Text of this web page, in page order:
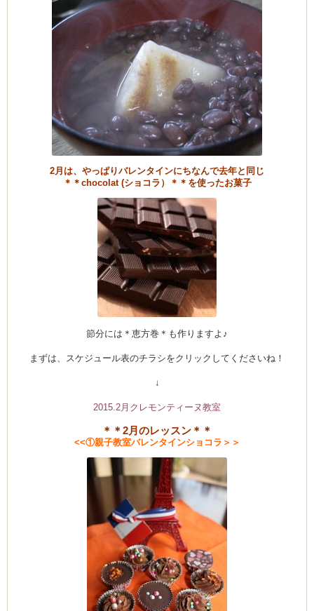
2月は、やっぱりバレンタインにちなんで去年と同じ
＊＊chocolat (ショコラ）＊＊を使ったお菓子
節分には＊恵方巻＊も作りますよ♪
まずは、スケジュール表のチラシをクリックしてくださいね！
↓
2015.2月クレモンティーヌ教室
＊＊2月のレッスン＊＊
<<①親子教室バレンタインショコラ＞＞